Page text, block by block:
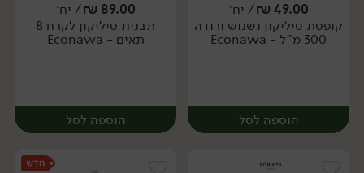
יח׳ יח׳
49.00
₪/ יח׳
קופסת סיליקון נשנוש ורודה
300 מ"ל - Econawa
הוספה לסל
89.00
₪/ יח׳
תבנית סיליקון לקרח 8
תאים - Econawa
הוספה לסל